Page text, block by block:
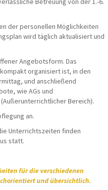
der personellen Möglichkeiten
wird täglich aktualisiert und
Angebotsform. Das
organisiert ist, in den
und anschließend
wie AGs und
Bereich).
an.
Unterrichtszeiten finden
statt.
für die verschiedenen
und übersichtlich.